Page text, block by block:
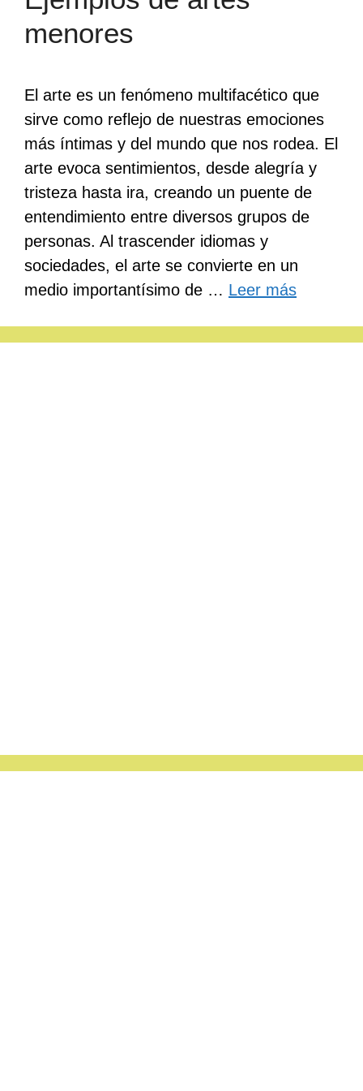
menores
El arte es un fenómeno multifacético que
sirve como reflejo de nuestras emociones
más íntimas y del mundo que nos rodea. El
arte evoca sentimientos, desde alegría y
tristeza hasta ira, creando un puente de
entendimiento entre diversos grupos de
personas. Al trascender idiomas y
sociedades, el arte se convierte en un
medio importantísimo de … Leer más